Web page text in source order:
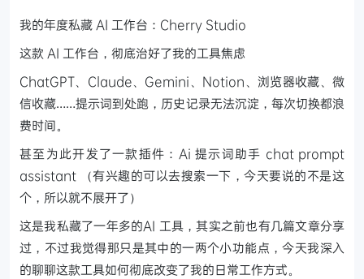
我的年度私藏 AI 工作台：Cherry Studio
这款 AI 工作台，彻底治好了我的工具焦虑
ChatGPT、Claude、Gemini、Notion、浏览器收藏、微
信收藏……提示词到处跑，历史记录无法沉淀，每次切换都浪
费时间。
甚至为此开发了一款插件：Ai 提示词助手 chat prompt
assistant （有兴趣的可以去搜索一下，今天要说的不是这
个，所以就不展开了）
这是我私藏了一年多的AI 工具，其实之前也有几篇文章分享
过，不过我觉得那只是其中的一两个小功能点，今天我深入
的聊聊这款工具如何彻底改变了我的日常工作方式。